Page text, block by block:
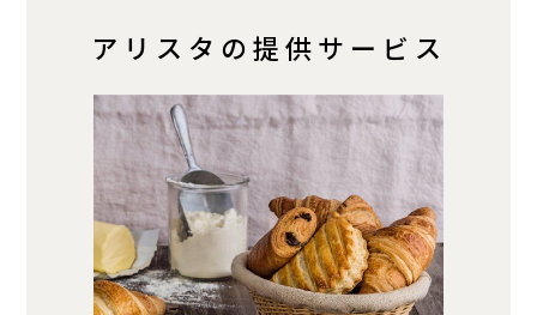
アリスタの提供サービス